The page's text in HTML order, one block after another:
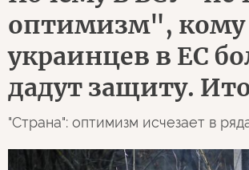
оптимизм", кому
украинцев в ЕС
дадут защиту.
"Страна": оптимизм исчезает в